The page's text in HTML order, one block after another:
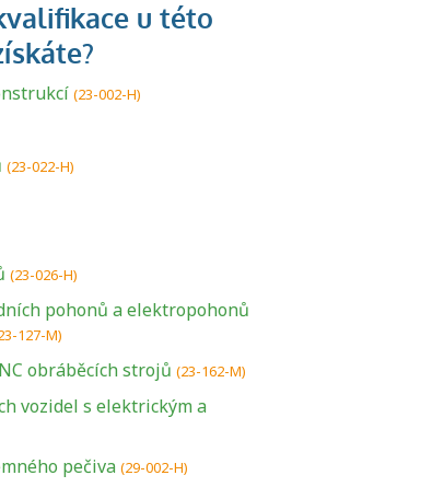
(23-002-H)
(23-022-H)
(23-026-H)
pohonů a elektropohonů
127-M)
obráběcích strojů (23-162-M)
vozidel s elektrickým a
pečiva (29-002-H)